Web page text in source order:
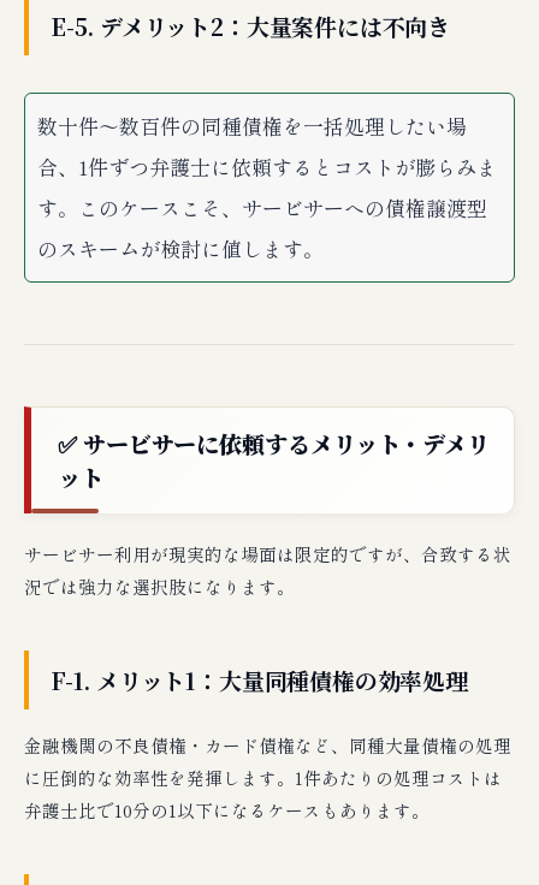
E-5. デメリット2：大量案件には不向き
数十件〜数百件の同種債権を一括処理したい場
合、1件ずつ弁護士に依頼するとコストが膨らみま
す。このケースこそ、サービサーへの債権譲渡型
のスキームが検討に値します。
✅ サービサーに依頼するメリット・デメリ
ット
サービサー利用が現実的な場面は限定的ですが、合致する状
況では強力な選択肢になります。
F-1. メリット1：大量同種債権の効率処理
金融機関の不良債権・カード債権など、同種大量債権の処理
に圧倒的な効率性を発揮します。1件あたりの処理コストは
弁護士比で10分の1以下になるケースもあります。